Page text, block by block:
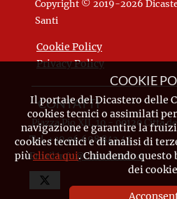
Copyright © 2019-2026
Santi
Cookie Policy
Privacy Policy
CONTATTI
Piazza Pio XII, 10 - 00120 Città
Tel. +39.06.698.842.44
Emailinfo@causesanti.va
COOKIE
Il portale del Dicastero delle
cookies tecnici o assimilati
navigazione e garantire la
cookies tecnici e di analisi di
piùclicca qui. Chiudendo questo
dei